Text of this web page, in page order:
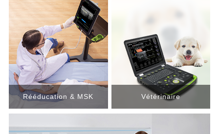
Rééducation & MSK Vétérinaire